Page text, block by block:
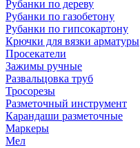
Рубанки по дереву
Рубанки по газобетону
Рубанки по гипсокартону
Крючки для вязки арматуры
Просекатели
Зажимы ручные
Развальцовка труб
Тросорезы
Разметочный инструмент
Карандаши разметочные
Маркеры
Мел